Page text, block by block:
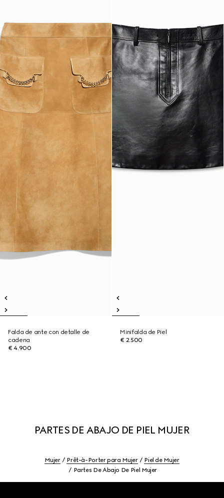
Falda de ante con detalle de
cadena
€ 4.900
Minifalda de Piel
€ 2.500
PARTES DE ABAJO DE PIEL MUJER
Mujer Prêt-à-Porter para Mujer
Piel de Mujer
Partes De Abajo De Piel Mujer